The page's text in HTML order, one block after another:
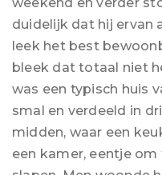
duidelijk dat hij ervan
leek het best
bleek dat totaal niet
was een typisch huis
smal en verdeeld in
midden, waar een
een kamer, eentje